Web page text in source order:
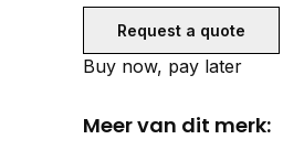
Request a quote
Buy now, pay later
Meer van dit merk: